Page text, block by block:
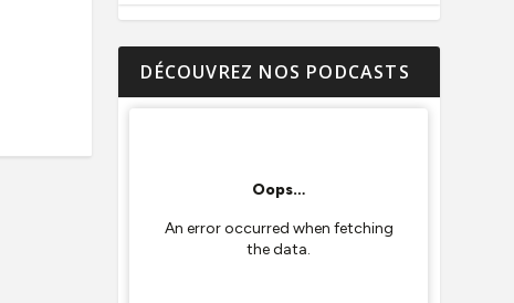
DÉCOUVREZ NOS PODCASTS